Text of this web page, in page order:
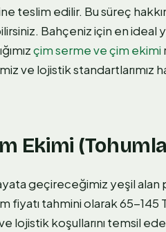
teslim edilir. Bu süreç
Bahçeniz için en
çim serme ve çim ekimi
ve lojistik standartlarımız
Ekimi
geçireceğimiz yeşil alan
fiyatı tahmini olarak 65-145
lojistik koşullarını temsil